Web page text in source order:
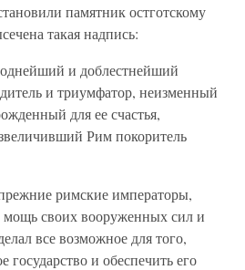
памятник остготскому
такая надпись:
и доблестнейший
и триумфатор, неизменный
для ее счастья,
Рим покоритель
римские императоры,
мощь своих вооруженных сил и
все возможное для того,
государство и обеспечить его